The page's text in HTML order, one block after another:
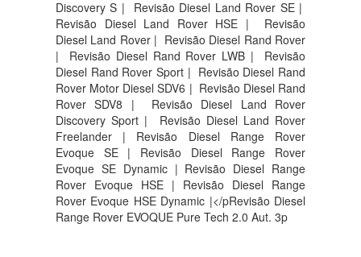
Discovery S |
Revisão Diesel Land Rover SE |
Revisão Diesel Land Rover HSE |
Revisão
Diesel Land Rover | Revisão Diesel Rand Rover
|
Revisão Diesel Rand Rover LWB |
Revisão
Diesel Rand Rover Sport | Revisão Diesel Rand
Rover Motor Diesel SDV6 | Revisão Diesel Rand
Rover SDV8 |
Revisão Diesel Land Rover
Discovery Sport |
Revisão Diesel Land Rover
Freelander | Revisão Diesel Range Rover
Evoque SE | Revisão Diesel Range Rover
Evoque SE Dynamic | Revisão Diesel Range
Rover Evoque HSE | Revisão Diesel Range
Rover Evoque HSE Dynamic |</pRevisão Diesel
Range Rover EVOQUE Pure Tech 2.0 Aut. 3p